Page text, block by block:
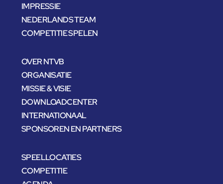
IMPRESSIE
NEDERLANDS TEAM
COMPETITIE SPELEN
OVER NTVB
ORGANISATIE
MISSIE & VISIE
DOWNLOADCENTER
INTERNATIONAAL
SPONSOREN EN PARTNERS
SPEELLOCATIES
COMPETITIE